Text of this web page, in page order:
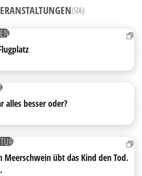
(506)
alles besser oder?
Meerschwein übt das Kind den Tod.